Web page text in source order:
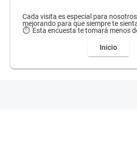
Cada visita es especial para
mejorando para que siempre te
⏱ ️ Esta encuesta te tomará menos